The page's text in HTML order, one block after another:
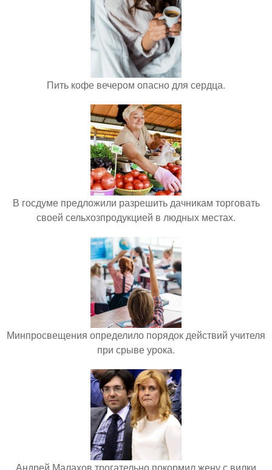
Пить кофе вечером опасно для сердца.
В госдуме предложили разрешить дачникам торговать
своей сельхозпродукцией в людных местах.
Минпросвещения определило порядок действий учителя
при срыве урока.